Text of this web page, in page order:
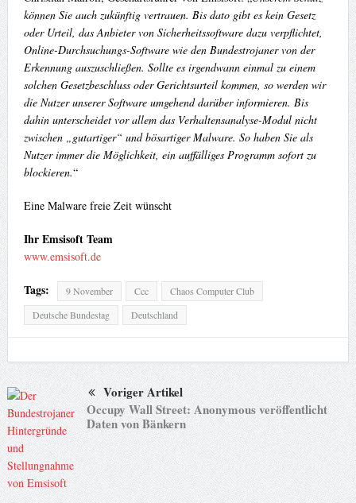
können Sie auch zukünftig vertrauen. Bis dato gibt es kein Gesetz
oder Urteil, das Anbieter von Sicherheitssoftware dazu verpflichtet,
Online-Durchsuchungs-Software wie den Bundestrojaner von der
Erkennung auszuschließen. Sollte es irgendwann einmal zu einem
solchen Gesetzbeschluss oder Gerichtsurteil kommen, so werden wir
die Nutzer unserer Software umgehend darüber informieren. Bis
dahin unterscheidet vor allem das Verhaltensanalyse-Modul nicht
zwischen „gutartiger“ und bösartiger Malware. So haben Sie als
Nutzer immer die Möglichkeit, ein auffälliges Programm sofort zu
blockieren.“
Eine Malware freie Zeit wünscht
Ihr Emsisoft Team
www.emsisoft.de
Tags: 9 November Ccc
Chaos Computer Club
Deutsche Bundestag
Deutschland
Voriger Artikel
Occupy Wall Street: Anonymous veröffentlicht
Daten von Bänkern